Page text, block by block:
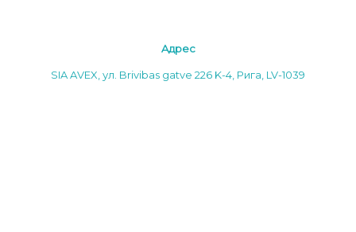
Aдреc
SIA AVEX, ул. Brivibas gatve 226 K-4, Рига, LV-1039